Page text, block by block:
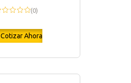
(0)
Cotizar Ahora